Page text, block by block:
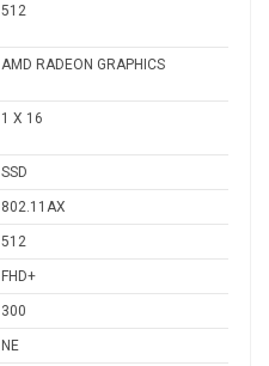
512
AMD RADEON GRAPHICS
1 X 16
SSD
802.11AX
512
FHD+
300
NE